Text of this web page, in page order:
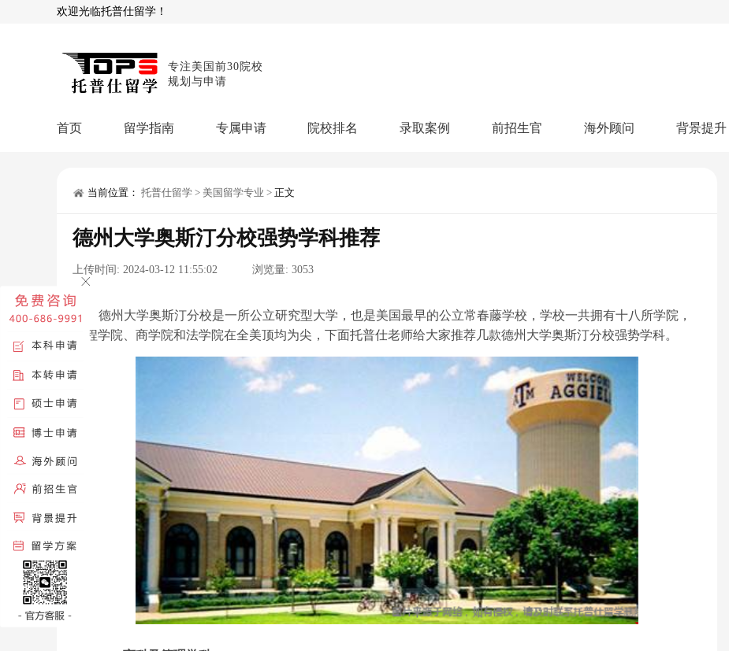
欢迎光临托普仕留学！
专注美国前30院校
规划与申请
首页 留学指南
留学攻略
留学资讯 院校资讯
专属申请
本科申请：
博士申请： 博士定制方案
混合申请： 菁英联申计划
留学工具： GPA计算器 留学评估 智能诊断
院校排名 录取案例 前招生官 海外顾问 背景提升
学
当前位置： 托普仕留学 > 美国留学专业 > 正文
德州大学奥斯汀分校强势学科推荐
上传时间: 2024-03-12 11:55:02 浏览量: 3053
德州大学奥斯汀分校是一所公立研究型大学，也是美国最早的公立常春藤学校，学校一共拥有十八所学院，
工程学院、商学院和法学院在全美顶均为尖，下面托普仕老师给大家推荐几款德州大学奥斯汀分校强势学科。